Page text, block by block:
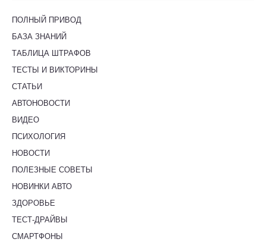
ПОЛНЫЙ ПРИВОД
БАЗА ЗНАНИЙ
ТАБЛИЦА ШТРАФОВ
ТЕСТЫ И ВИКТОРИНЫ
СТАТЬИ
АВТОНОВОСТИ
ВИДЕО
ПСИХОЛОГИЯ
НОВОСТИ
ПОЛЕЗНЫЕ СОВЕТЫ
НОВИНКИ АВТО
ЗДОРОВЬЕ
ТЕСТ-ДРАЙВЫ
СМАРТФОНЫ